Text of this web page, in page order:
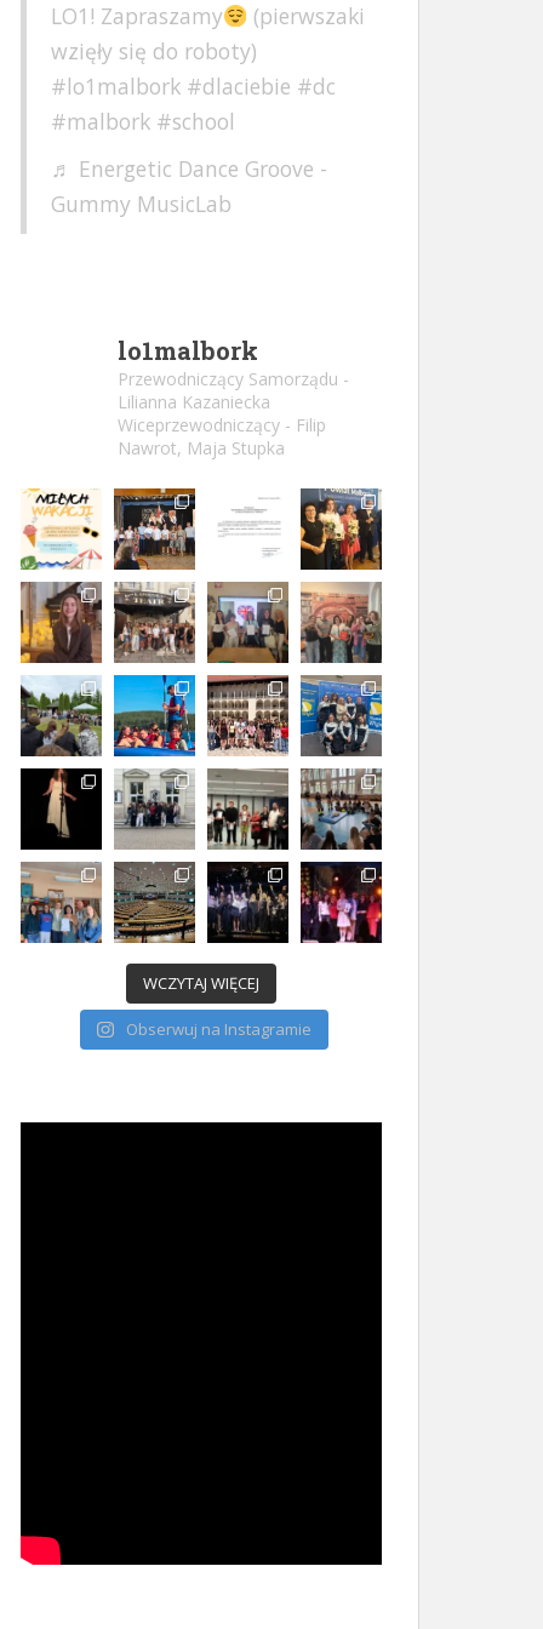
LO1! Zapraszamy
(pierwszaki
wzięły się do roboty)
#lo1malbork #dlaciebie #dc
#malbork #school
♬ Energetic Dance Groove -
Gummy MusicLab
lo1malbork
Przewodniczący Samorządu -
Lilianna Kazaniecka
Wiceprzewodniczący - Filip
Nawrot, Maja Stupka
WCZYTAJ WIĘCEJ
Obserwuj na Instagramie